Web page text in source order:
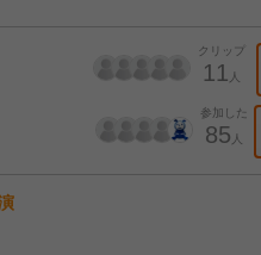
クリップ
11 人
参加した
85 人